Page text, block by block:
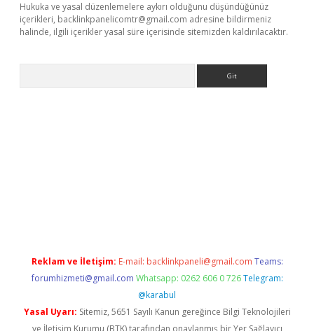
Hukuka ve yasal düzenlemelere aykırı olduğunu düşündüğünüz
içerikleri, backlinkpanelicomtr@gmail.com adresine bildirmeniz
halinde, ilgili içerikler yasal süre içerisinde sitemizden kaldırılacaktır.
Reklam ve İletişim: E-mail: backlinkpaneli@gmail.com Teams:
forumhizmeti@gmail.com Whatsapp: 0262 606 0 726 Telegram:
@karabul
Yasal Uyarı: Sitemiz, 5651 Sayılı Kanun gereğince Bilgi Teknolojileri
ve İletişim Kurumu (BTK) tarafından onaylanmış bir Yer Sağlayıcı